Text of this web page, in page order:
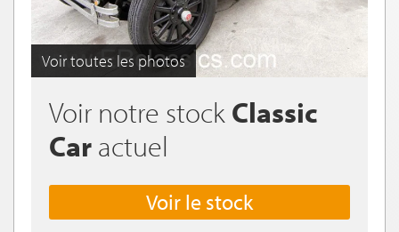
Voir toutes les photos
Voir notre stock Classic
Car actuel
Voir le stock